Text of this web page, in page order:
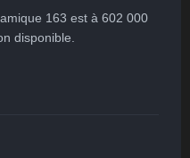
🙂
163 est à 602 000
disponible.